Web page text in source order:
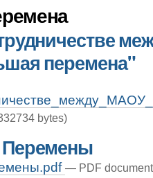
перемена"
bytes)
— PDF